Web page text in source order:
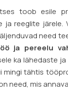
toob esile
ja reeglite järele.
need
ja pereelu
ka lähedaste
mingi tähtis
need, mis